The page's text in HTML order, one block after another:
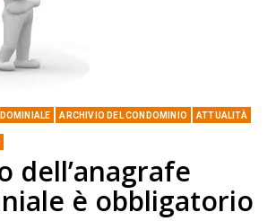
ARCHIVIO DEL CONDOMINIO ATTUALITÀ
dell’anagrafe
è obbligatorio